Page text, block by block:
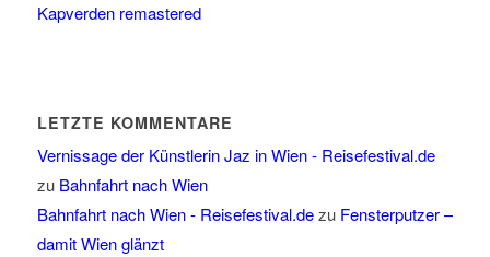
Kapverden remastered
LETZTE KOMMENTARE
Vernissage der Künstlerin Jaz in Wien - Reisefestival.de
zu Bahnfahrt nach Wien
Bahnfahrt nach Wien - Reisefestival.dezu Fensterputzer –
damit Wien glänzt